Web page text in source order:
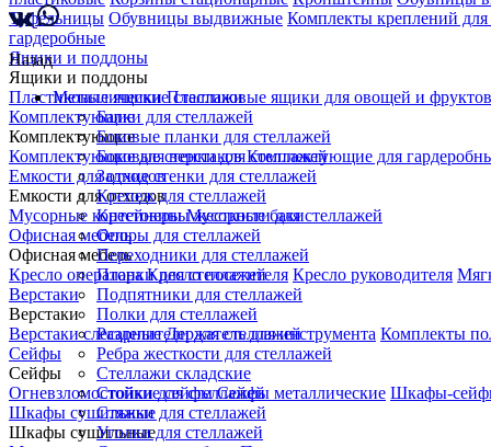
Назад
Металлические стеллажи
Балки для стеллажей
Боковые планки для стеллажей
Боковые стенки для стеллажей
Задние стенки для стеллажей
Крепеж для стеллажей
Крестовины жесткости для стеллажей
Опоры для стеллажей
Переходники для стеллажей
Планки для стеллажей
Подпятники для стеллажей
Полки для стеллажей
Разделители для стеллажей
Ребра жесткости для стеллажей
Стеллажи складские
Стойки для стеллажей
Стяжки для стеллажей
Уголки для стеллажей
Туфельницы Обувницы выдвижные Комплекты креплений для
гардеробные
Ящики и поддоны
Ящики и поддоны
Пластиковые ящики Пластиковые ящики для овощей и фруктов
Комплектующие
Комплектующие
Комплектующие для верстаков Комплектующие для
Емкости для отходов
Емкости для отходов
Мусорные контейнеры Мусорные баки
Офисная мебель
Офисная мебель
Кресло оператора Кресло посетителя Кресло руководителя
Верстаки
Верстаки
Верстаки слесарные Держатель для инструмента Комплекты
Сейфы
Сейфы
Огневзломостойкие сейфы Сейфы металлические Шкафы-
Шкафы сушильные
Шкафы сушильные